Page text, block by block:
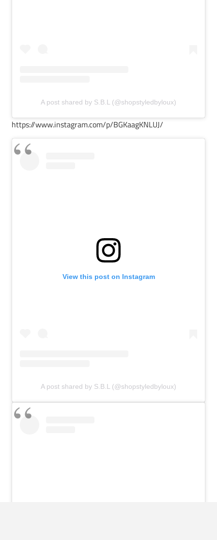
A post shared by S.B.L (@shopstyledbyloux)
https://www.instagram.com/p/BGKaagKNLUJ/
View this post on Instagram
A post shared by S.B.L (@shopstyledbyloux)